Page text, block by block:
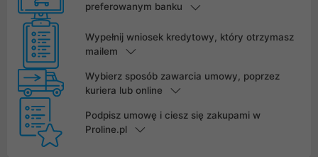
preferowanym banku
Wypełnij wniosek kredytowy, który otrzymasz
mailem
Wybierz sposób zawarcia umowy, poprzez
kuriera lub online
Podpisz umowę i ciesz się zakupami w
Proline.pl